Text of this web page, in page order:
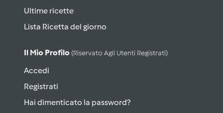
Ultime ricette
Lista Ricetta del giorno
Il Mio Profilo (riservato Agli Utenti Registrati)
Accedi
Registrati
Hai dimenticato la password?